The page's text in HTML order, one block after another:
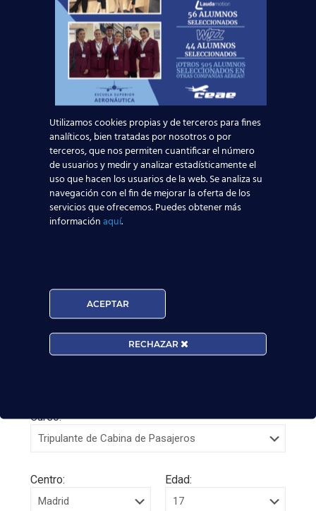
Madrid-Barajas supera los 6 millones de
pasajeros junio: qué significa para quienes
quieren ser TCP
Leer más
¡Últimas plazas! Nuevo Curso TCP en Madrid
– Tercer cuatrimestre 2026
Leer más
Curso:
Centro: Edad:
Utilizamos cookies propias y de terceros para fines
analíticos, bien tratadas por nosotros o por
terceros, que nos permiten cuantificar el número
de usuarios y medir y analizar estadísticamente el
uso que hacen los usuarios de la web. Se analiza su
navegación con el fin de mejorar la oferta de los
servicios que ofrecemos. Puedes obtener más
informaciónaquí.
ACEPTAR
RECHAZAR